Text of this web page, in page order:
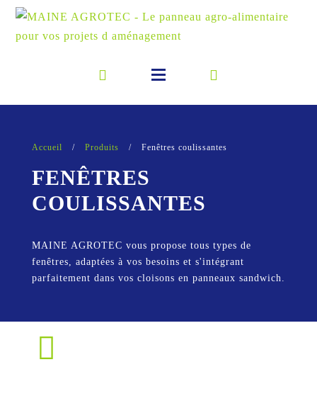
Accueil / Produits / Fenêtres coulissantes
FENÊTRES
COULISSANTES
MAINE AGROTEC vous propose tous types de
fenêtres, adaptées à vos besoins et s'intégrant
parfaitement dans vos cloisons en panneaux sandwich.